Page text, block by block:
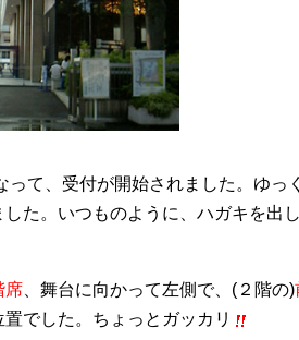
って、受付が開始されました。ゆっ
た。いつものように、ハガキを出
席 、舞台に向かって左側で、(２階の)
でした。ちょっとガッカリ